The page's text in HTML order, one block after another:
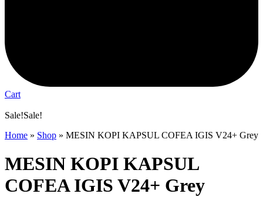
Cart
Sale!Sale!
Home » Shop » MESIN KOPI KAPSUL COFEA IGIS V24+ Grey
MESIN KOPI KAPSUL
COFEA IGIS V24+ Grey